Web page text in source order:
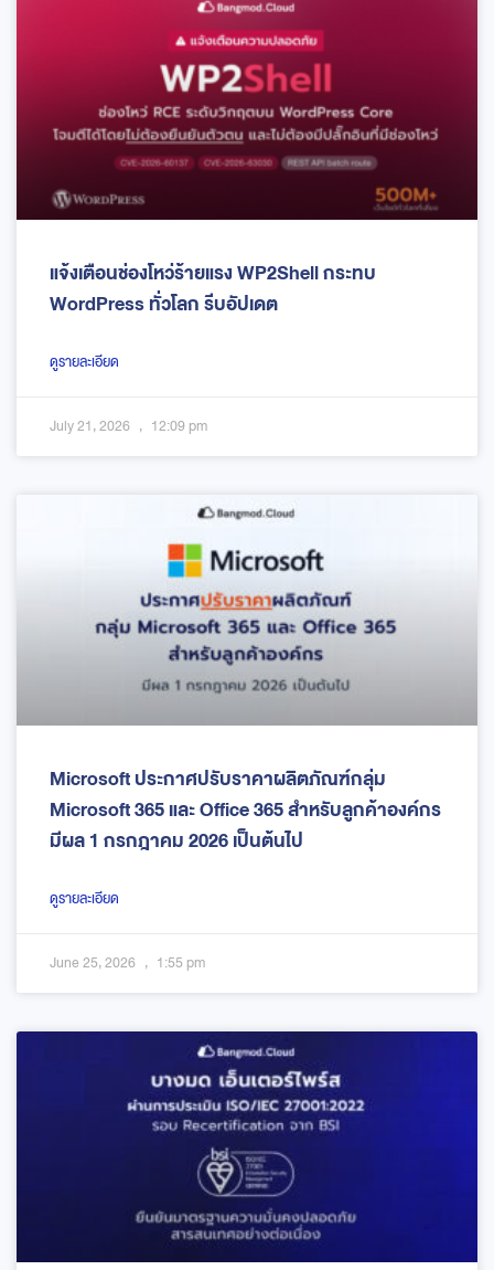
แจ้งเตือนช่องโหว่ร้ายแรง WP2Shell กระทบ
WordPress ทั่วโลก รีบอัปเดต
ดูรายละเอียด
July 21, 2026 12:09 pm
Microsoft ประกาศปรับราคาผลิตภัณฑ์กลุ่ม
Microsoft 365 และ Office 365 สำหรับลูกค้าองค์กร
มีผล 1 กรกฎาคม 2026 เป็นต้นไป
ดูรายละเอียด
June 25, 2026 1:55 pm